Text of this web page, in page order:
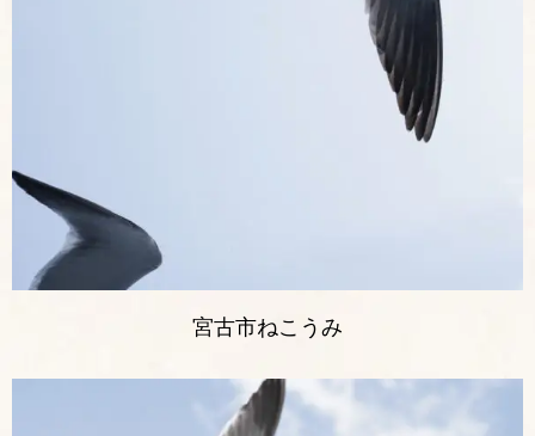
宮古市ねこうみ